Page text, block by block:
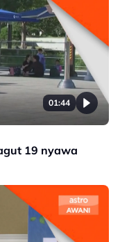
01:44
19 nyawa